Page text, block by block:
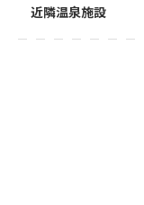
近隣温泉施設